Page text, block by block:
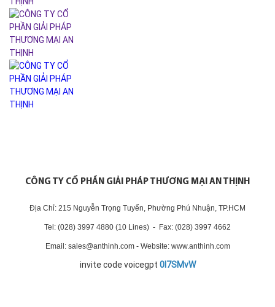
hiện đại hóa quy trình là chìa khóa để tối ưu hóa hiệu suất
và nâng cao trải nghiệm của khách hàng.
Kết luận
Cân điện tử in tem
trong quản lý hàng hóa của siêu thị mà còn là một bước tiến
quan trọng trong việc hiện đại hóa ngành bán lẻ. Việc đầu tư
vào công nghệ này không chỉ giúp tối ưu hóa quy trình làm
CÔNG TY CỔ PHẦN GIẢI PHÁP THƯƠNG MẠI AN THỊNH
Địa Chỉ: 215 Nguyễn Trọng Tuyển, Phường Phú Nhuận, TP.HCM
Tel: (028) 3997 4880 (10 Lines) - Fax: (028) 3997 4662
Email: sales@anthinh.com - Website: www.anthinh.com
invite code voicegpt 0I7SMvW